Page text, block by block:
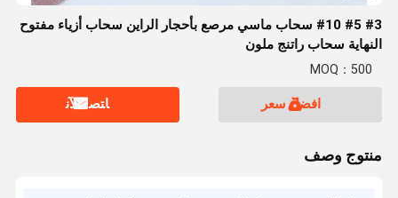
#3 #5 #10 سحاب ماسي مرصع بأحجار الراين سحاب أزياء مفتوح
النهاية سحاب راتنج ملون
MOQ：500
افضل سعر ﺎﺘﺼﻟ ﺍﻶﻧ
منتوج وصف